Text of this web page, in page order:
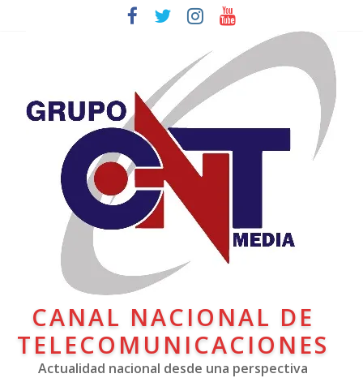
CANAL NACIONAL DE
TELECOMUNICACIONES
Actualidad nacional desde una perspectiva